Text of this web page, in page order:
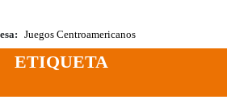
Juegos Centroamericanos
ETIQUETA